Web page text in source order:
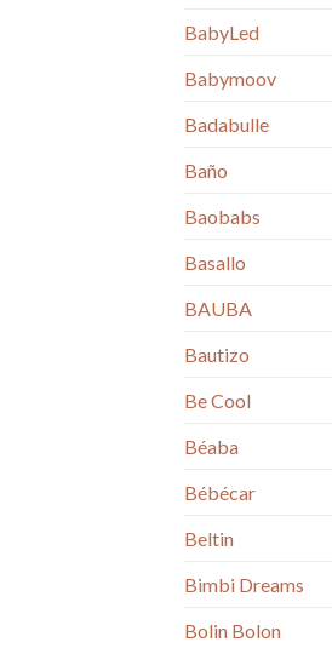
BabyLed
Babymoov
Badabulle
Baño
Baobabs
Basallo
BAUBA
Bautizo
Be Cool
Béaba
Bébécar
Beltin
Bimbi Dreams
Bolin Bolon